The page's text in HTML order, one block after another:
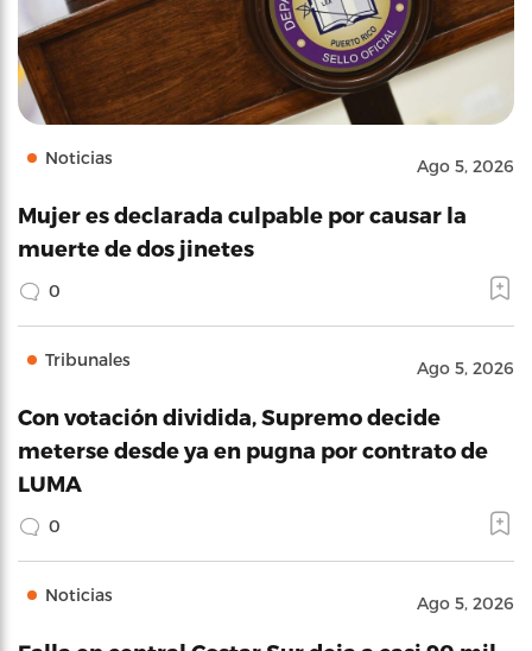
Noticias Ago 5, 2026
Mujer es declarada culpable por causar la
muerte de dos jinetes
0
Tribunales Ago 5, 2026
Con votación dividida, Supremo decide
meterse desde ya en pugna por contrato de
LUMA
0
Noticias Ago 5, 2026